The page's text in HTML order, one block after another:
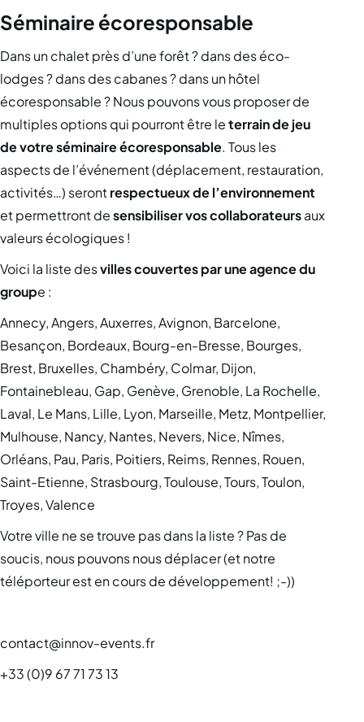
Séminaire écoresponsable
Dans un chalet près d’une forêt ? dans des éco-
lodges ? dans des cabanes ? dans un hôtel
écoresponsable ? Nous pouvons vous proposer de
multiples options qui pourront être leterrain de jeu
de votre séminaire écoresponsable. Tous les
aspects de l’événement (déplacement, restauration,
activités…) serontrespectueux de l’environnement
et permettront desensibiliser vos collaborateursaux
valeurs écologiques !
Voici la liste desvilles couvertes par une agence du
groupe :
Annecy, Angers, Auxerres, Avignon, Barcelone,
Besançon, Bordeaux, Bourg-en-Bresse, Bourges,
Brest, Bruxelles, Chambéry, Colmar, Dijon,
Fontainebleau, Gap, Genève, Grenoble, La Rochelle,
Laval, Le Mans, Lille, Lyon, Marseille, Metz, Montpellier,
Mulhouse, Nancy, Nantes, Nevers, Nice, Nîmes,
Orléans, Pau, Paris, Poitiers, Reims, Rennes, Rouen,
Saint-Etienne, Strasbourg, Toulouse, Tours, Toulon,
Troyes, Valence
Votre ville ne se trouve pas dans la liste ? Pas de
soucis, nous pouvons nous déplacer (et notre
téléporteur est en cours de développement! ;-))
contact@innov-events.fr
+33 (0)9 67 71 73 13